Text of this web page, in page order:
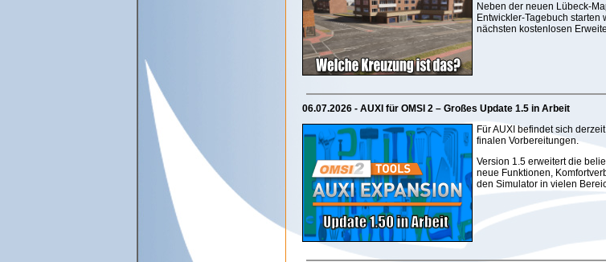
Neben der neuen Lübeck-
Entwickler-Tagebuch
nächsten kostenlosen
06.07.2026 - AUXI für OMSI 2 – Großes Update 1.5 in Arbeit
Für AUXI befindet sich
finalen Vorbereitungen.
Version 1.5 erweitert die
neue Funktionen,
den Simulator in vielen